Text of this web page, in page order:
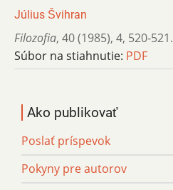
Július Švihran
Filozofia, 40 (1985), 4, 520-521.
Súbor na stiahnutie: PDF
Ako publikovať
Poslať príspevok
Pokyny pre autorov